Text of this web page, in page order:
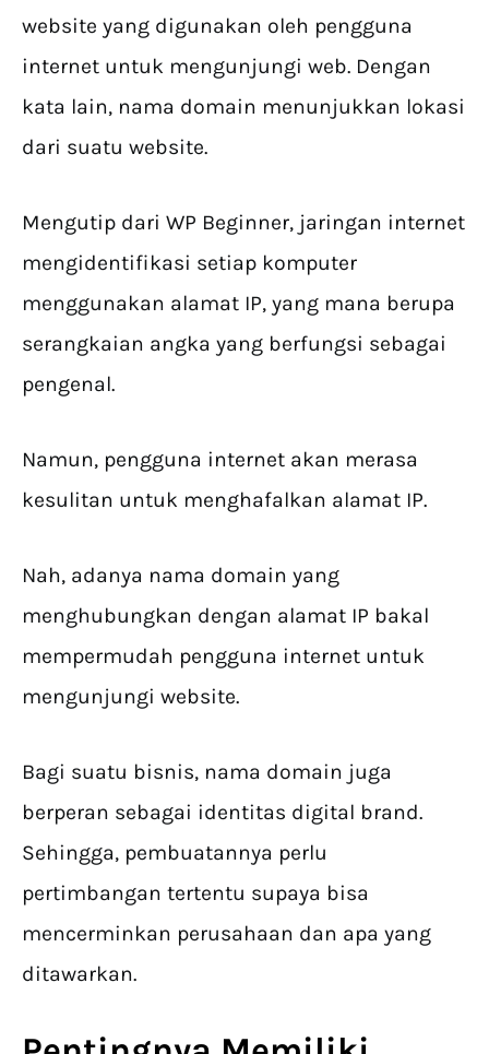
website yang digunakan oleh pengguna
internet untuk mengunjungi web. Dengan
kata lain, nama domain menunjukkan lokasi
dari suatu website.
Mengutip dari WP Beginner, jaringan internet
mengidentifikasi setiap komputer
menggunakan alamat IP, yang mana berupa
serangkaian angka yang berfungsi sebagai
pengenal.
Namun, pengguna internet akan merasa
kesulitan untuk menghafalkan alamat IP.
Nah, adanya nama domain yang
menghubungkan dengan alamat IP bakal
mempermudah pengguna internet untuk
mengunjungi website.
Bagi suatu bisnis, nama domain juga
berperan sebagai identitas digital brand.
Sehingga, pembuatannya perlu
pertimbangan tertentu supaya bisa
mencerminkan perusahaan dan apa yang
ditawarkan.